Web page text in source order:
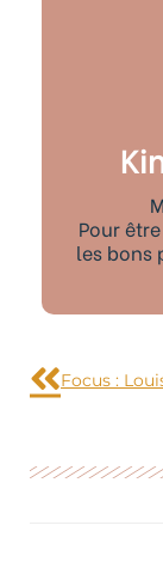
Pour
les bons
Focus :